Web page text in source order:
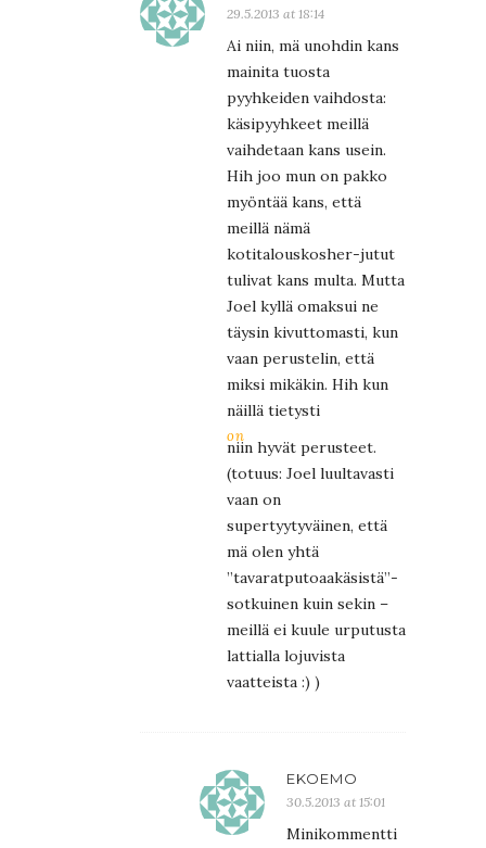
29.5.2013 at 18:14
Ai niin, mä unohdin kans
mainita tuosta
pyyhkeiden vaihdosta:
käsipyyhkeet meillä
vaihdetaan kans usein.
Hih joo mun on pakko
myöntää kans, että
meillä nämä
kotitalouskosher-jutut
tulivat kans multa. Mutta
Joel kyllä omaksui ne
täysin kivuttomasti, kun
vaan perustelin, että
miksi mikäkin. Hih kun
näillä tietysti
on
niin hyvät perusteet.
(totuus: Joel luultavasti
vaan on
supertyytyväinen, että
mä olen yhtä
”tavaratputoaakäsistä”-
sotkuinen kuin sekin –
meillä ei kuule urputusta
lattialla lojuvista
vaatteista :) )
EKOEMO
30.5.2013 at 15:01
Minikommentti